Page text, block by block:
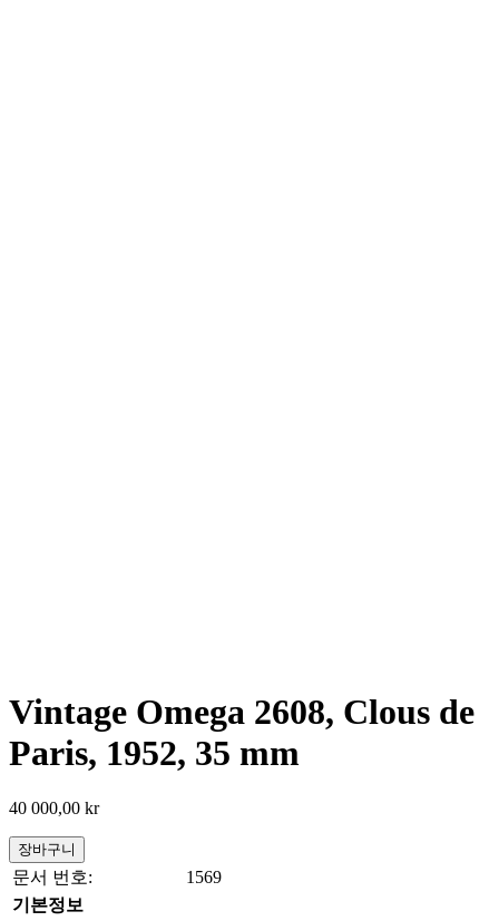
Vintage Omega 2608, Clous de
Paris, 1952, 35 mm
40 000,00 kr
장바구니
문서 번호:
1569
기본정보